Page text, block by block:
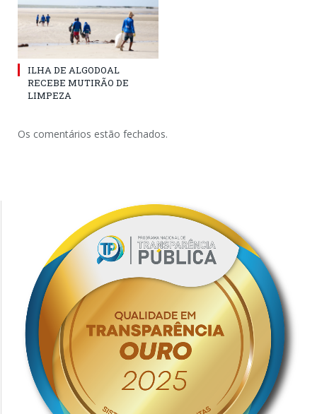
ILHA DE ALGODOAL
RECEBE MUTIRÃO DE
LIMPEZA
Os comentários estão fechados.